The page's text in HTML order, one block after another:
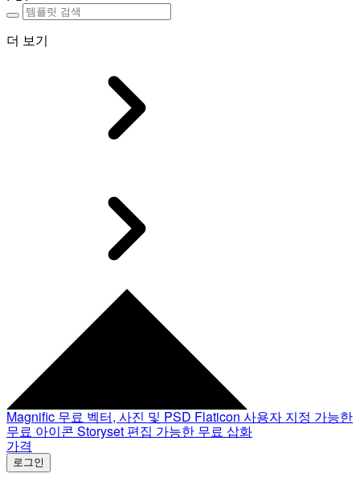
더 보기
Magnific 무료 벡터, 사진 및 PSD Flaticon 사용자 지정 가능한
무료 아이콘 Storyset 편집 가능한 무료 삽화
가격
로그인